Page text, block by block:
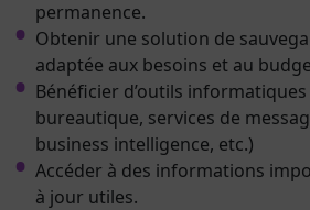
permanence.
Obtenir une solution de
adaptée aux besoins et au
Bénéficier d’outils
bureautique, services de
business intelligence, etc.)
Accéder à des informations
à jour utiles.